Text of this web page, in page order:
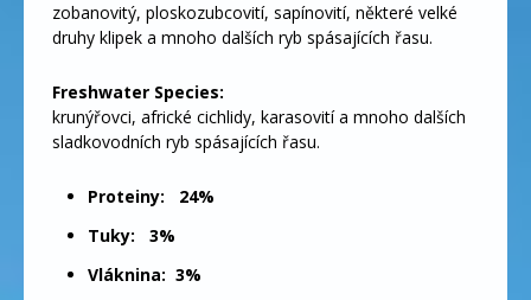
zobanovitý, ploskozubcovití, sapínovití, některé velké
druhy klipek a mnoho dalších ryb spásajících řasu.
Freshwater Species:
krunýřovci, africké cichlidy, karasovití a mnoho dalších
sladkovodních ryb spásajících řasu.
Proteiny: 24%
Tuky: 3%
Vláknina: 3%